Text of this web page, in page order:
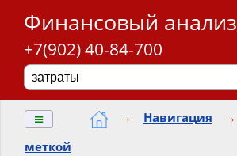
Финансовый анализ
+7(902) 40-84-700
≡ → Навигация →
меткой